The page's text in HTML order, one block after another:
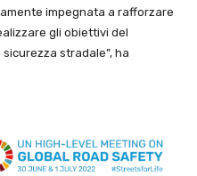
impegnata a rafforzare
gli obiettivi del
stradale”, ha